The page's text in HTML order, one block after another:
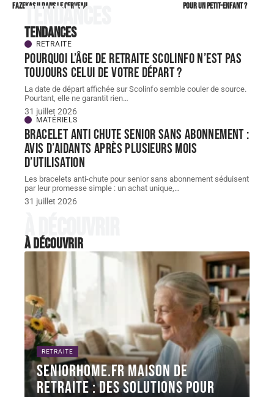
Fazekas II dans le cerveau
pour un petit-enfant ?
Tendances
Tendances
RETRAITE
Pourquoi l’âge de retraite scolinfo n’est pas
toujours celui de votre départ ?
La date de départ affichée sur Scolinfo semble couler de source.
Pourtant, elle ne garantit rien…
31 juillet 2026
MATÉRIELS
Bracelet Anti chute senior sans abonnement :
avis d’aidants après plusieurs mois
d’utilisation
Les bracelets anti-chute pour senior sans abonnement séduisent
par leur promesse simple : un achat unique, …
31 juillet 2026
À découvrir
À découvrir
RETRAITE
Seniorhome.fr maison de
retraite : des solutions pour